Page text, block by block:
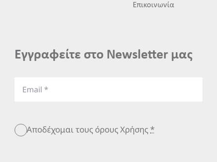
Επικοινωνία
Εγγραφείτε στο Newsletter μας
Αποδέχομαι τους όρους Χρήσης*